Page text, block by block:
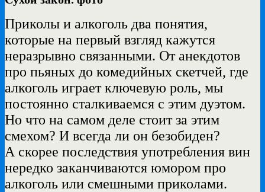
Приколы и алкоголь два понятия,
которые на первый взгляд кажутся
неразрывно связанными. От анекдотов
про пьяных до комедийных скетчей, где
алкоголь играет ключевую роль, мы
постоянно сталкиваемся с этим дуэтом.
Но что на самом деле стоит за этим
смехом? И всегда ли он безобиден?
А скорее последствия употребления вин
нередко заканчиваются юмором про
алкоголь или смешными приколами.